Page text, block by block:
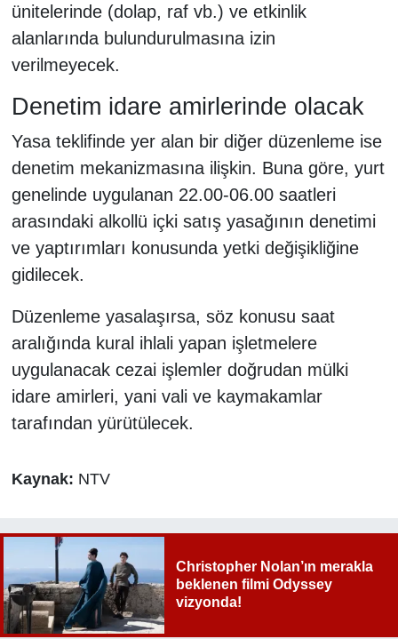
ünitelerinde (dolap, raf vb.) ve etkinlik
alanlarında bulundurulmasına izin
verilmeyecek.
Denetim idare amirlerinde olacak
Yasa teklifinde yer alan bir diğer düzenleme ise
denetim mekanizmasına ilişkin. Buna göre, yurt
genelinde uygulanan 22.00-06.00 saatleri
arasındaki alkollü içki satış yasağının denetimi
ve yaptırımları konusunda yetki değişikliğine
gidilecek.
Düzenleme yasalaşırsa, söz konusu saat
aralığında kural ihlali yapan işletmelere
uygulanacak cezai işlemler doğrudan mülki
idare amirleri, yani vali ve kaymakamlar
tarafından yürütülecek.
Kaynak: NTV
Christopher Nolan’ın merakla
beklenen filmi Odyssey
vizyonda!